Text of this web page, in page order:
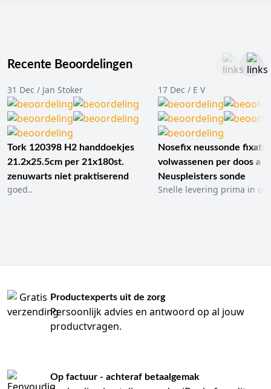
Recente Beoordelingen
31 Dec / Jan Stoker
Tork 120398 H2 handdoekjes
21.2x25.5cm per 21x180st.
zenuwarts niet praktiserend
goed..
17 Dec / E V
Nosefix neussonde
volwassenen per doos a
Neuspleisters sonde
Snelle levering prima in
Productexperts uit de zorg
Persoonlijk advies en antwoord op al jouw
productvragen.
Op factuur - achteraf betaalgemak